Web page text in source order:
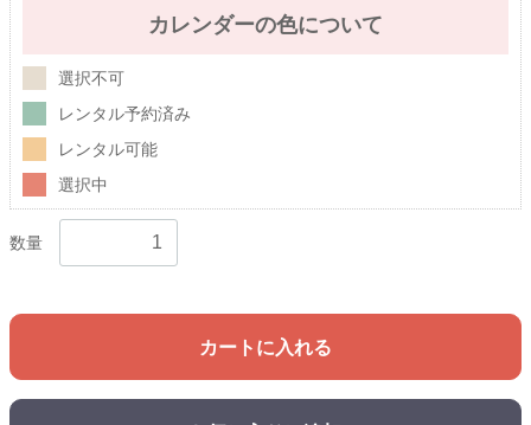
カレンダーの色について
選択不可
レンタル予約済み
レンタル可能
選択中
数量
カートに入れる